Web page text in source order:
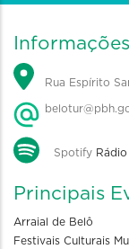
Rua Espírito
Spotify
Principais
Arraial de Belô
Festivais Culturais